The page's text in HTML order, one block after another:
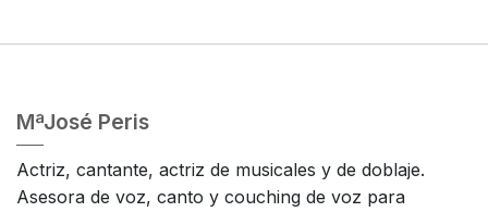
MªJosé Peris
Actriz, cantante, actriz de musicales y de doblaje.
Asesora de voz, canto y couching de voz para